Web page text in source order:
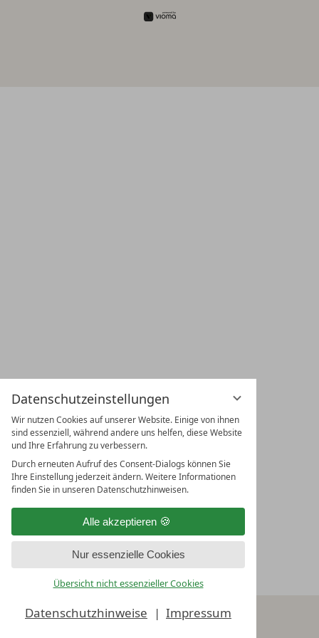
Datenschutzeinstellungen
Wir nutzen Cookies auf unserer Website. Einige von ihnen
sind essenziell, während andere uns helfen, diese Website
und Ihre Erfahrung zu verbessern.
Durch erneuten Aufruf des Consent-Dialogs können Sie
Ihre Einstellung jederzeit ändern. Weitere Informationen
finden Sie in unseren Datenschutzhinweisen.
Alle akzeptieren
Nur essenzielle Cookies
Übersicht nicht essenzieller Cookies
Datenschutzhinweise Impressum
MENU